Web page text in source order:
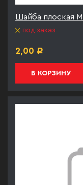
Шайба плоская
под заказ
2,00 Р
В КОРЗИНУ